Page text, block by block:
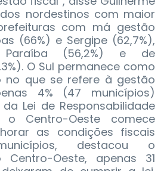
nordestinos com maior
com má gestão
(66%) e Sergipe (62,7%),
(56,2%) e de
O Sul permanece como
no que se refere à gestão
4% (47 municípios)
Lei de Responsabilidade
o Centro-Oeste comece
as condições fiscais
destacou o
Centro-Oeste, apenas 31